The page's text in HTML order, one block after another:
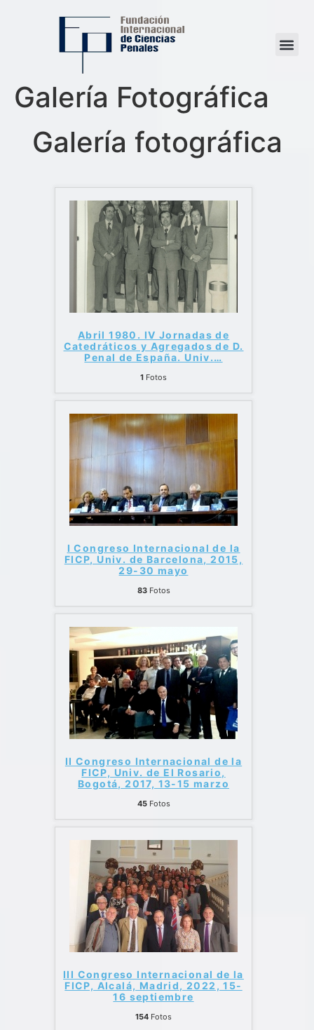
Galería Fotográfica
Galería fotográfica
Abril 1980. IV Jornadas de
Catedráticos y Agregados de D.
Penal de España. Univ.…
1 Fotos
I Congreso Internacional de la
FICP, Univ. de Barcelona, 2015,
29-30 mayo
83Fotos
II Congreso Internacional de la
FICP, Univ. de El Rosario,
Bogotá, 2017, 13-15 marzo
45Fotos
III Congreso Internacional de la
FICP, Alcalá, Madrid, 2022, 15-
16 septiembre
154 Fotos